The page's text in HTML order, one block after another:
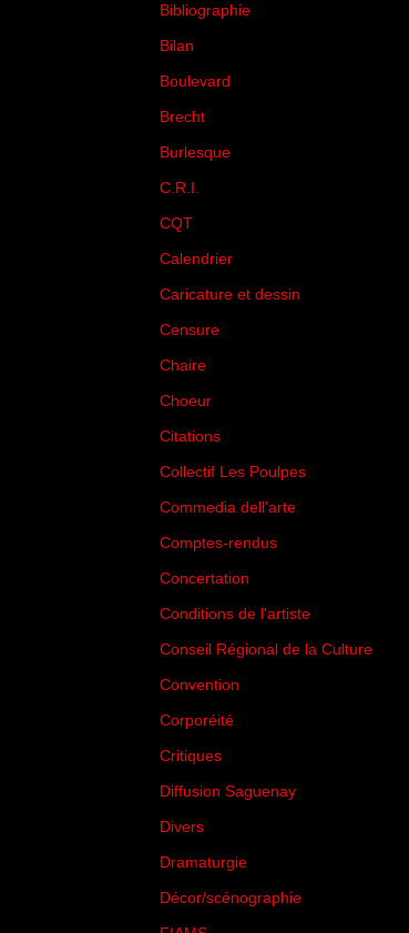
Bibliographie
Bilan
Boulevard
Brecht
Burlesque
C.R.I.
CQT
Calendrier
Caricature et dessin
Censure
Chaire
Choeur
Citations
Collectif Les Poulpes
Commedia dell'arte
Comptes-rendus
Concertation
Conditions de l'artiste
Conseil Régional de la Culture
Convention
Corporéité
Critiques
Diffusion Saguenay
Divers
Dramaturgie
Décor/scénographie